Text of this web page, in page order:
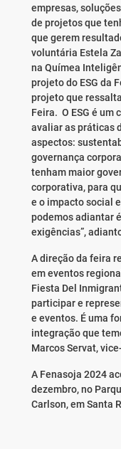
empresas,
de projetos que
que gerem
voluntária Estela
na Químea
projeto do ESG da
projeto que
Feira. O ESG é
avaliar as práticas
aspectos:
governança
tenham maior
corporativa, para
e o impacto social
podemos adiantar
exigências”,
A direção da feira
em eventos
Fiesta Del
participar e
e eventos. É uma
integração que
Marcos Servat,
A Fenasoja 2024
dezembro, no
Carlson, em Santa